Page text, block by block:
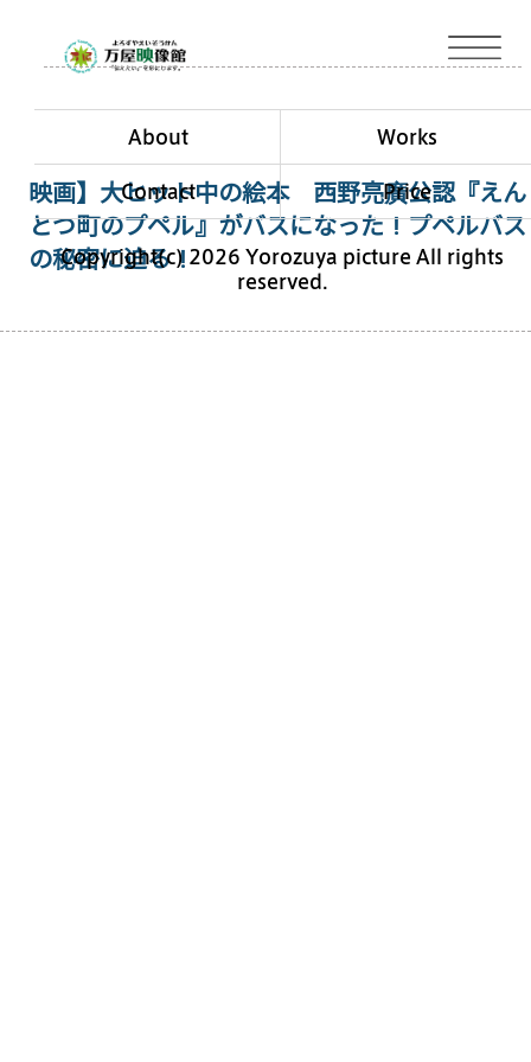
映画】大ヒット中の絵本 西野亮廣公認『えん
とつ町のプペル』がバスになった！プペルバス
の秘密に迫る！
About Works
Contact Price
Copyright(c) 2026 Yorozuya picture All rights
reserved.